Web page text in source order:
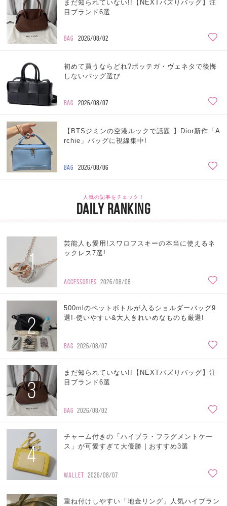
まだ知られていない!!【NEXTバズりバッグ】注
目ブランド6選
BAG 2026/08/02
初めて買うならどれ?ボッテガ・ヴェネタで後悔
しないバッグ選び
BAG 2026/08/07
【BTSジミンの空港ルックで話題 】Dior新作「A
rchie」バッグに視線集中!
BAG 2026/08/06
人気の記事をチェック！
DAILY RANKING
1
芸能人も愛用!スワロフスキーの本当に使えるネ
ックレス7選!
ACCESSORIES 2026/08/08
2
500mlのペットボトルが入るショルダーバッグ9
選!-使いやすい&大人きれいめなものも厳選!
BAG 2026/08/07
3
まだ知られていない!!【NEXTバズりバッグ】注
目ブランド6選
BAG 2026/08/02
4
チャーム付きの「ハイブラ・フラグメントケー
ス」が可愛すぎて大優勝 | おすすめ3選
WALLET 2026/08/07
重ね付けしやすい「地金リング」人気ハイブラン